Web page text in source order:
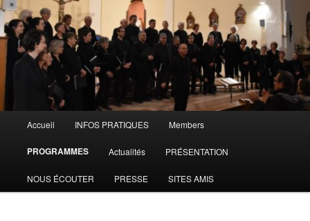
principal
Accueil INFOS PRATIQUES Members
PROGRAMMES Actualités PRÉSENTATION
NOUS ÉCOUTER PRESSE SITES AMIS